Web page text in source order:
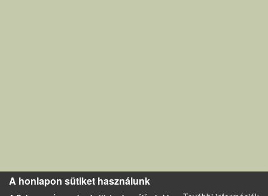
A honlapon sütiket használunk